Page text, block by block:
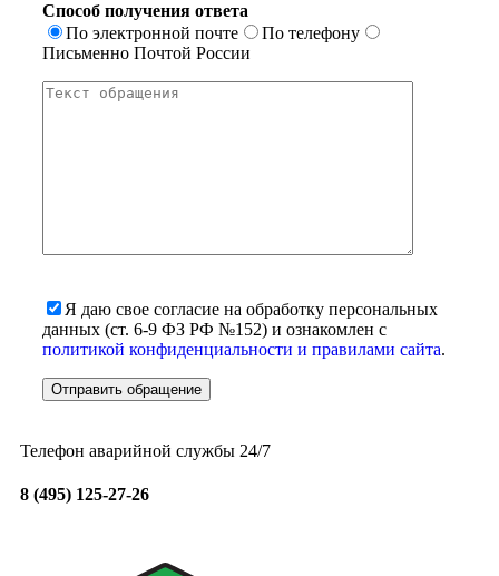
Способ получения ответа
По электронной почте
По телефону
Письменно Почтой России
Я даю свое согласие на обработку персональных
данных (ст. 6-9 ФЗ РФ №152) и ознакомлен с
политикой конфиденциальности и правилами сайта.
Телефон аварийной службы 24/7
8 (495) 125-27-26